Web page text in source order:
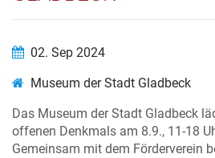
02. Sep 2024
Museum der Stadt Gladbeck
Das Museum der Stadt Gladbeck
offenen Denkmals am 8.9., 11-18
Gemeinsam mit dem Förderverein